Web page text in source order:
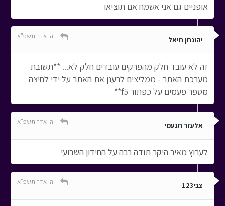
אופניים גם אני אשמח אם תוציאו
יהונתן חיאל ה' אדר תשפ"א
זה לא עובד חלק מהפרקים עובדים חלק לא... **תשובת
מערכת האתר - ממליצים לרענן את האתר על ידי לחיצה
מספר פעמים על כפתור f5**
אלעזר תנעמי ה' אדר תשפ"א
לערוץ מאיר היקר תודה רבה על החידון השבועי
צבי123 ה' אדר תשפ"א